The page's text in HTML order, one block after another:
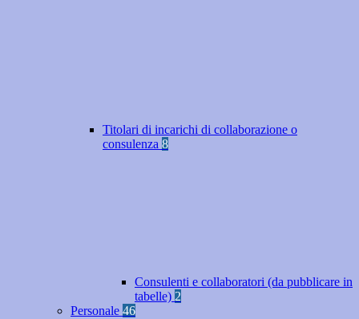
Titolari di incarichi di collaborazione o
consulenza 8
Consulenti e collaboratori (da pubblicare in
tabelle) 2
Personale 46